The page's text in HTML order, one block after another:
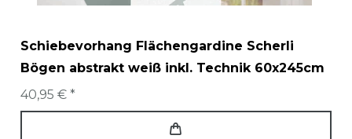
Schiebevorhang Flächengardine Scherli
Bögen abstrakt weiß inkl. Technik 60x245cm
40,95 € *